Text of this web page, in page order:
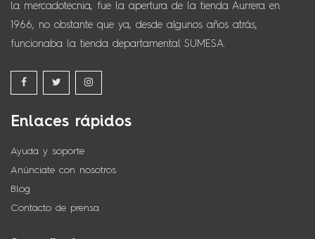
la mercadotecnia, fue la apertura de la tienda Aurrera en
1966, no obstante que ya, desde algunos años atrás,
funcionaba la tienda departamental SUMESA.
Enlaces rápidos
Ayuda y soporte
Anúnciate con nosotros
Blog
Contacto de prensa